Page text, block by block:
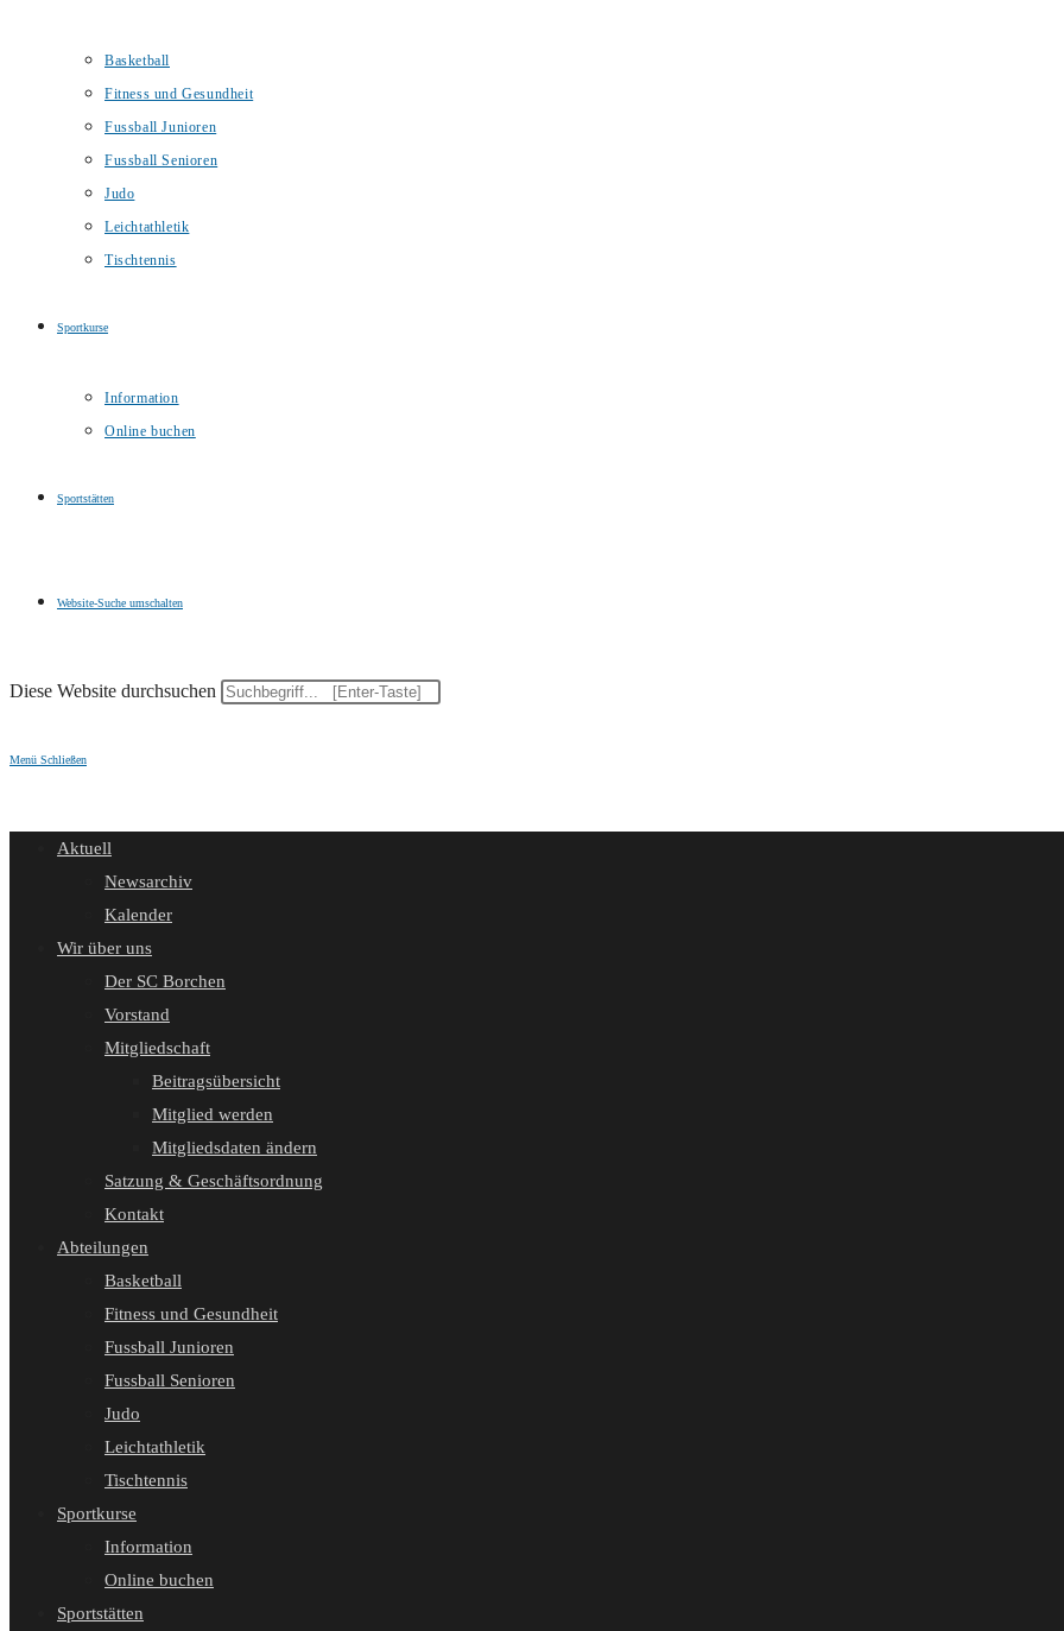
Basketball
Fitness und Gesundheit
Fussball Junioren
Fussball Senioren
Judo
Leichtathletik
Tischtennis
Sportkurse
Information
Online buchen
Sportstätten
Website-Suche umschalten
Diese Website durchsuchen
Menü Schließen
Aktuell
Newsarchiv
Kalender
Wir über uns
Der SC Borchen
Vorstand
Mitgliedschaft
Beitragsübersicht
Mitglied werden
Mitgliedsdaten ändern
Satzung & Geschäftsordnung
Kontakt
Abteilungen
Basketball
Fitness und Gesundheit
Fussball Junioren
Fussball Senioren
Judo
Leichtathletik
Tischtennis
Sportkurse
Information
Online buchen
Sportstätten